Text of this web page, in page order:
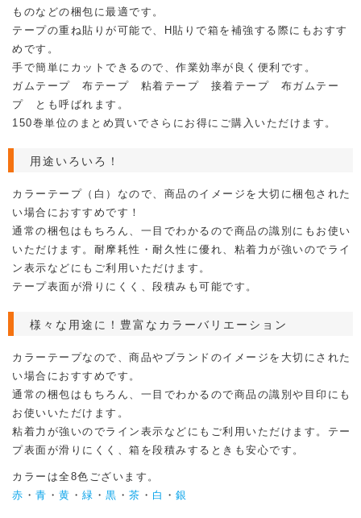
ものなどの梱包に最適です。
テープの重ね貼りが可能で、H貼りで箱を補強する際にもおすす
めです。
手で簡単にカットできるので、作業効率が良く便利です。
ガムテープ 布テープ 粘着テープ 接着テープ 布ガムテー
プ とも呼ばれます。
150巻単位のまとめ買いでさらにお得にご購入いただけます。
用途いろいろ！
カラーテープ（白）なので、商品のイメージを大切に梱包された
い場合におすすめです！
通常の梱包はもちろん、一目でわかるので商品の識別にもお使い
いただけます。耐摩耗性・耐久性に優れ、粘着力が強いのでライ
ン表示などにもご利用いただけます。
テープ表面が滑りにくく、段積みも可能です。
様々な用途に！豊富なカラーバリエーション
カラーテープなので、商品やブランドのイメージを大切にされた
い場合におすすめです。
通常の梱包はもちろん、一目でわかるので商品の識別や目印にも
お使いいただけます。
粘着力が強いのでライン表示などにもご利用いただけます。テー
プ表面が滑りにくく、箱を段積みするときも安心です。
カラーは全8色ございます。
赤 ・ 青 ・ 黄 ・ 緑 ・ 黒 ・ 茶 ・ 白 ・ 銀